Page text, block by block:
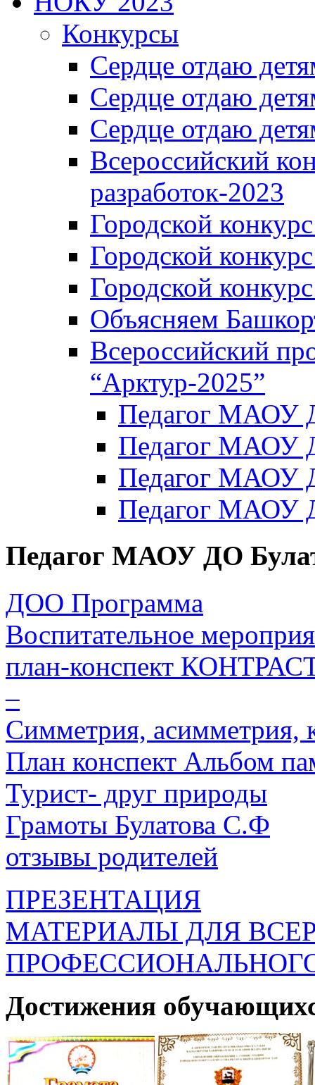
Конкурсы
Сердце отдаю
Сердце отдаю
Сердце отдаю
Всероссийский
разработок-2023
Городской
Городской
Городской
Объясняем
Всероссийский
“Арктур-2025”
Педагог МАОУ
Педагог МАОУ
Педагог МАОУ
Педагог МАОУ
Педагог МАОУ ДО
ДОО Программа
Воспитательное
план-конспект
–
Симметрия, асимметрия,
План конспект Альбом
Турист- друг природы
Грамоты Булатова С.Ф
отзывы родителей
ПРЕЗЕНТАЦИЯ
МАТЕРИАЛЫ ДЛЯ
ПРОФЕССИОНАЛЬНОГО
Достижения